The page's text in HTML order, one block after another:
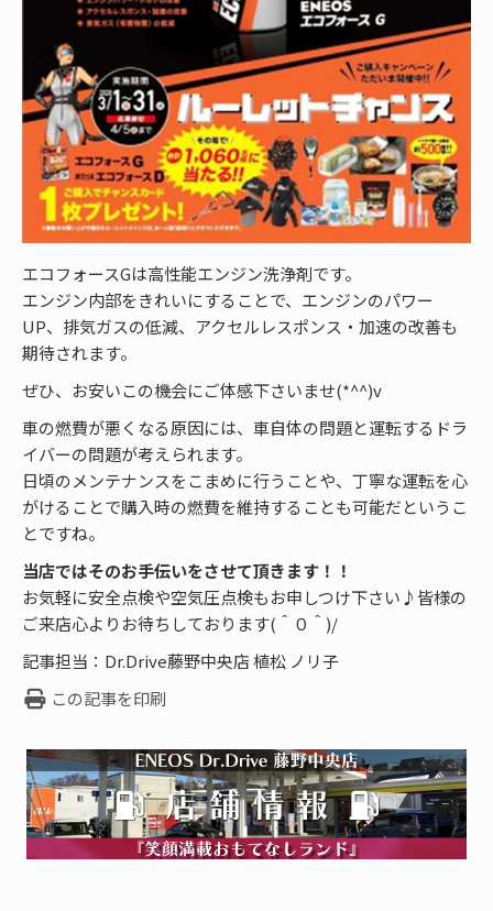
エコフォースGは高性能エンジン洗浄剤です。
エンジン内部をきれいにすることで、エンジンのパワー
UP、排気ガスの低減、アクセルレスポンス・加速の改善も
期待されます。
ぜひ、お安いこの機会にご体感下さいませ(*^^)v
車の燃費が悪くなる原因には、車自体の問題と運転するドラ
イバーの問題が考えられます。
日頃のメンテナンスをこまめに行うことや、丁寧な運転を心
がけることで購入時の燃費を維持することも可能だというこ
とですね。
当店ではそのお手伝いをさせて頂きます！！
お気軽に安全点検や空気圧点検もお申しつけ下さい♪皆様の
ご来店心よりお待ちしております(＾０＾)/
記事担当：Dr.Drive藤野中央店 植松 ノリ子
この記事を印刷